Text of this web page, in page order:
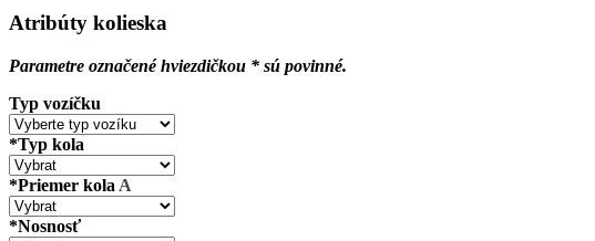
Atribúty kolieska
Parametre označené hviezdičkou * sú povinné.
Typ vozíčku
*Typ kola
*Priemer kola A
*Nosnosť